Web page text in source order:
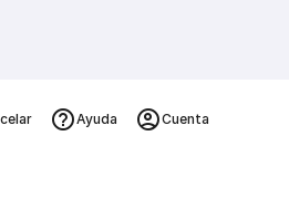
Ayuda Cuenta